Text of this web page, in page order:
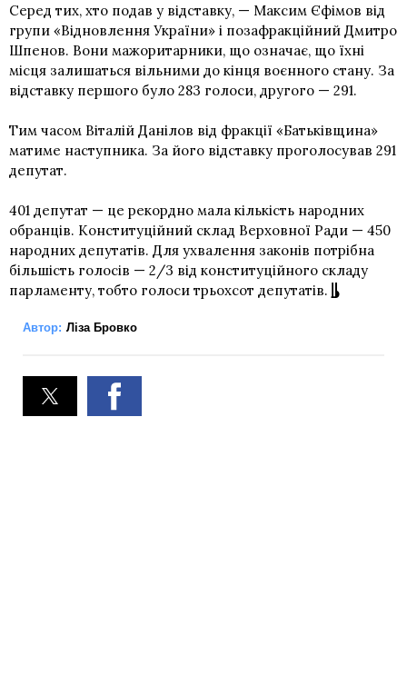
Серед тих, хто подав у відставку, — Максим Єфімов від
групи «Відновлення України» і позафракційний Дмитро
Шпенов. Вони мажоритарники, що означає, що їхні
місця залишаться вільними до кінця воєнного стану. За
відставку першого було 283 голоси, другого — 291.
Тим часом Віталій Данілов від фракції «Батьківщина»
матиме наступника. За його відставку проголосував 291
депутат.
401 депутат — це рекордно мала кількість народних
обранців. Конституційний склад Верховної Ради — 450
народних депутатів. Для ухвалення законів потрібна
більшість голосів — 2/3 від конституційного складу
парламенту, тобто голоси трьохсот депутатів.
Автор: Ліза Бровко